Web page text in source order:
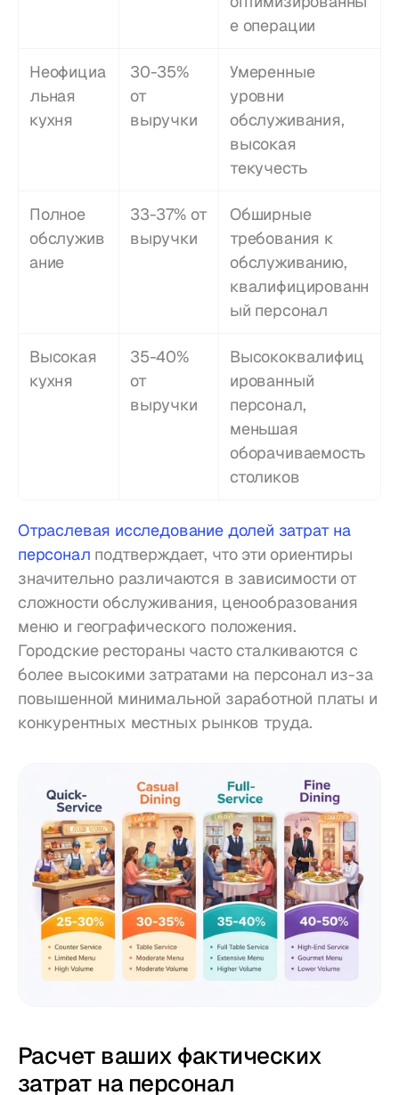
е операции
Неофициа
льная
кухня
30-35%
от
выручки
Умеренные
уровни
обслуживания,
высокая
текучесть
Полное
обслужив
ание
33-37% от
выручки
Обширные
требования к
обслуживанию,
квалифицированн
ый персонал
Высокая
кухня
35-40%
от
выручки
Высококвалифиц
ированный
персонал,
меньшая
оборачиваемость
столиков
Отраслевая исследование долей затрат на
персонал подтверждает, что эти ориентиры
значительно различаются в зависимости от
сложности обслуживания, ценообразования
меню и географического положения.
Городские рестораны часто сталкиваются с
более высокими затратами на персонал из-за
повышенной минимальной заработной платы и
конкурентных местных рынков труда.
Расчет ваших фактических
затрат на персонал